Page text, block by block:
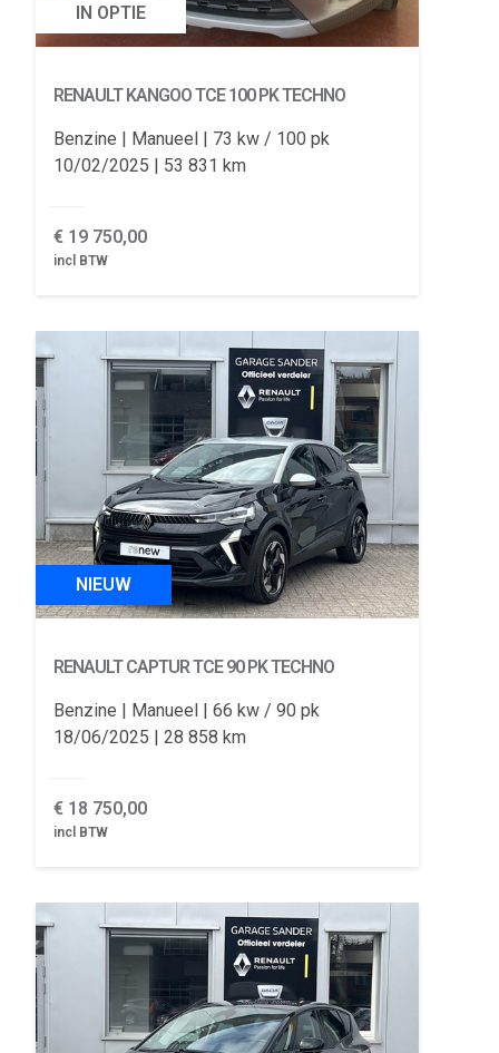
IN OPTIE
RENAULT KANGOOTCE 100 PK TECHNO
Benzine Manueel
73 kw / 100 pk
10/02/2025
53 831 km
€ 19 750,00
incl BTW
NIEUW
RENAULT CAPTURTCE 90 PK TECHNO
Benzine Manueel
66 kw / 90 pk
18/06/2025
28 858 km
€ 18 750,00
incl BTW